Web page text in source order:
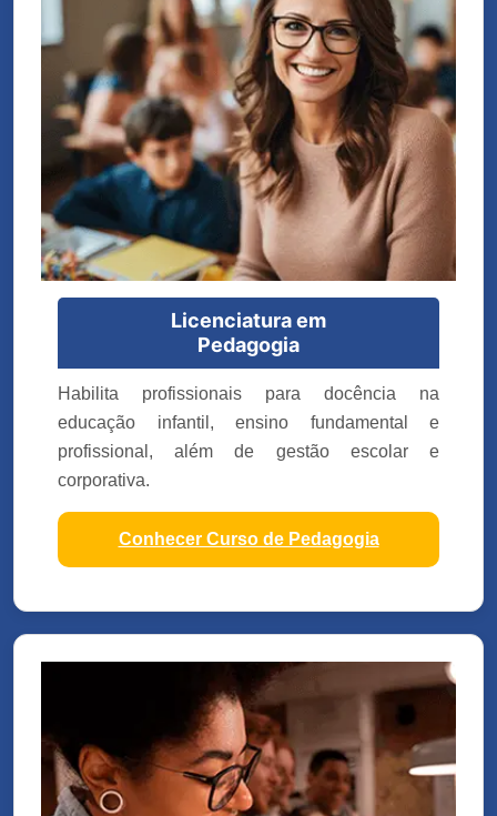
Licenciatura em
Pedagogia
Habilita profissionais para docência na
educação infantil, ensino fundamental e
profissional, além de gestão escolar e
corporativa.
Conhecer Curso de Pedagogia